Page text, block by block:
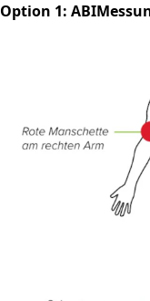
Option 1: